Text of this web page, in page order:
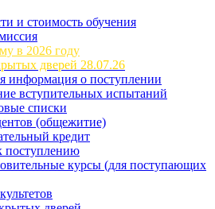
и стоимость обучения
в 2026 году
дверей 28.07.26
информация о поступлении
вступительных испытаний
списки
(общежитие)
кредит
поступлению
курсы (для поступающих